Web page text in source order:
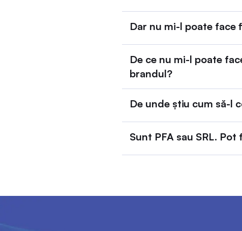
Dar nu mi-l poate face
De ce nu mi-l poate
brandul?
De unde știu cum să-l
Sunt PFA sau SRL.